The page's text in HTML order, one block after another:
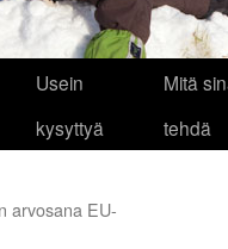
Usein
kysyttyä
Mitä
tehdä
arvosana EU-